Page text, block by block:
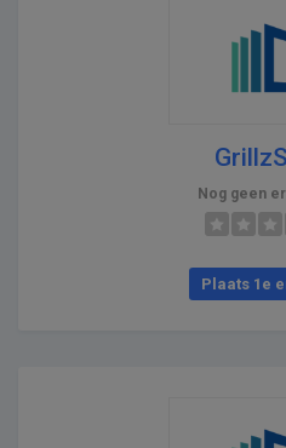
Nog geen
Plaats 1e